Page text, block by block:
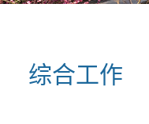
综合工作